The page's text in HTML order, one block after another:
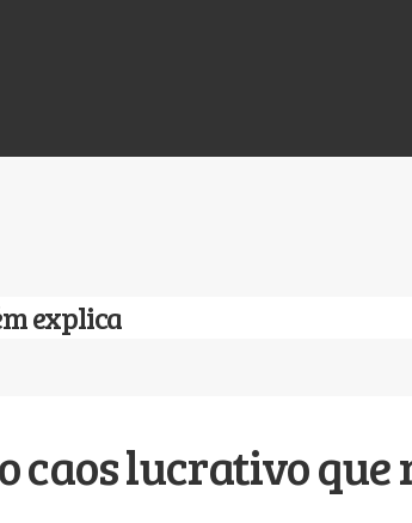
explica
caos lucrativo